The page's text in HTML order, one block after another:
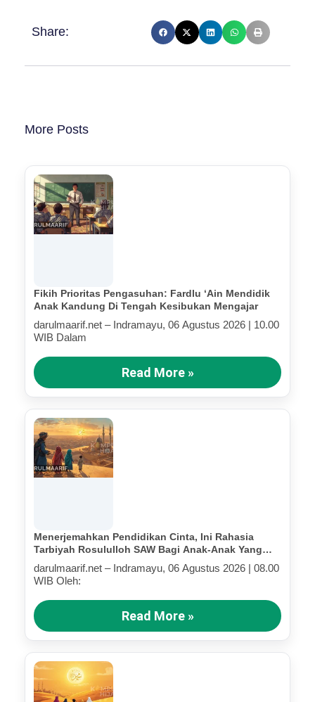
Share:
More Posts
Fikih Prioritas Pengasuhan: Fardlu ‘Ain Mendidik
Anak Kandung Di Tengah Kesibukan Mengajar
darulmaarif.net – Indramayu, 06 Agustus 2026 | 10.00
WIB Dalam
Read More »
Menerjemahkan Pendidikan Cinta, Ini Rahasia
Tarbiyah Rosululloh SAW Bagi Anak-Anak Yang
Terluka (Bagian IV)
darulmaarif.net – Indramayu, 06 Agustus 2026 | 08.00
WIB Oleh:
Read More »